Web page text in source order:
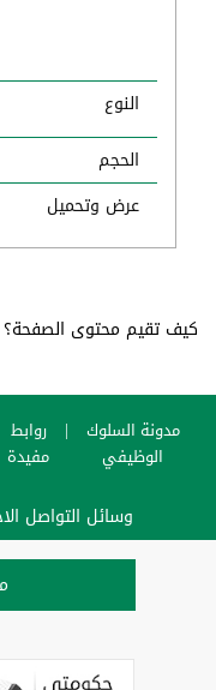
النوع
الحجم
عرض وتحميل
كيف تقيم محتوى الصفحة؟
مدونة السلوك
الوظيفي
روابط
مفيدة
وسائل التواصل